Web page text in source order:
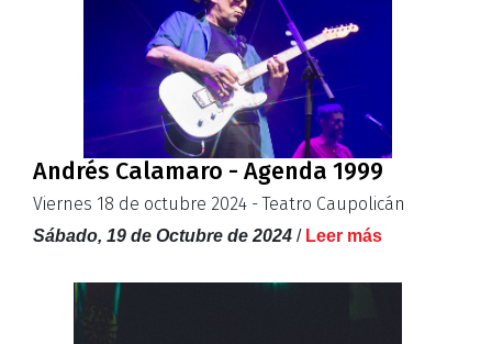
Andrés Calamaro - Agenda 1999
Viernes 18 de octubre 2024 - Teatro Caupolicán
Sábado, 19 de Octubre de 2024 / Leer más